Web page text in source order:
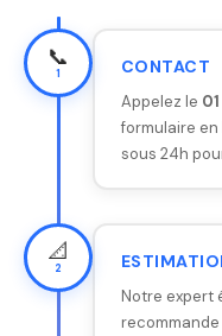
📞
1 CONTACT
Appelez le
formulaire en
sous 24h
📐
2
Notre expert